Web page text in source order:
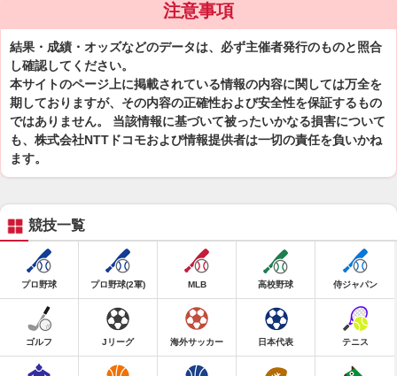
注意事項
結果・成績・オッズなどのデータは、必ず主催者発行のものと照合
し確認してください。
本サイトのページ上に掲載されている情報の内容に関しては万全を
期しておりますが、その内容の正確性および安全性を保証するもの
ではありません。 当該情報に基づいて被ったいかなる損害について
も、株式会社NTTドコモおよび情報提供者は一切の責任を負いかね
ます。
競技一覧
プロ野球 プロ野球(2軍) MLB 高校野球 侍ジャパン
ゴルフ Jリーグ 海外サッカー 日本代表 テニス